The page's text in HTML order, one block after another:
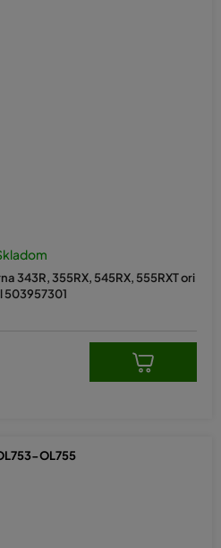
343R, 355RX, 545RX, 555RXT ori
503957301
OL755